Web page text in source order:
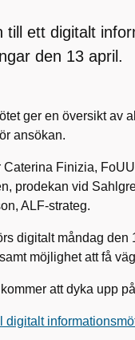
till ett digitalt
den 13 april.
ger en översikt av
ansökan.
Caterina Finizia,
prodekan vid
ALF-strateg.
digitalt måndag
möjlighet att få
att dyka upp
digitalt